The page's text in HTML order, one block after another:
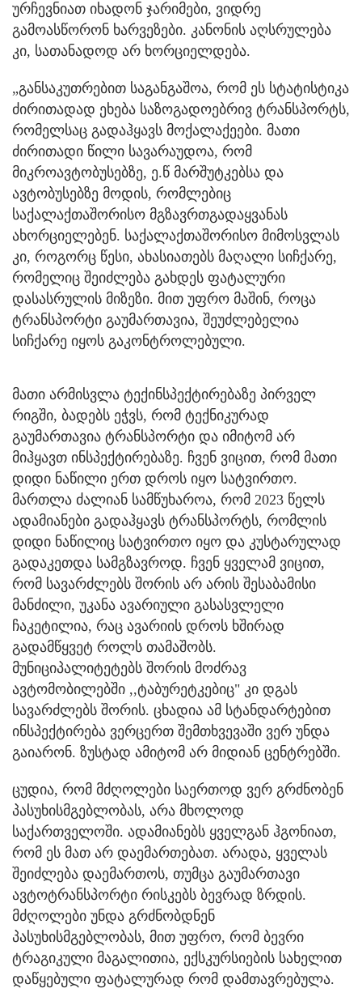
ურჩევნიათ იხადონ ჯარიმები, ვიდრე
გამოასწორონ ხარვეზები. კანონის აღსრულება
კი, სათანადოდ არ ხორციელდება.
„განსაკუთრებით საგანგაშოა, რომ ეს სტატისტიკა
ძირითადად ეხება საზოგადოებრივ ტრანსპორტს,
რომელსაც გადაჰყავს მოქალაქეები. მათი
ძირითადი წილი სავარაუდოა, რომ
მიკროავტობუსებზე, ე.წ მარშუტკებსა და
ავტობუსებზე მოდის, რომლებიც
საქალაქთაშორისო მგზავრთგადაყვანას
ახორციელებენ. საქალაქთაშორისო მიმოსვლას
კი, როგორც წესი, ახასიათებს მაღალი სიჩქარე,
რომელიც შეიძლება გახდეს ფატალური
დასასრულის მიზეზი. მით უფრო მაშინ, როცა
ტრანსპორტი გაუმართავია, შეუძლებელია
სიჩქარე იყოს გაკონტროლებული.
მათი არმისვლა ტექინსპექტირებაზე პირველ
რიგში, ბადებს ეჭვს, რომ ტექნიკურად
გაუმართავია ტრანსპორტი და იმიტომ არ
მიჰყავთ ინსპექტირებაზე. ჩვენ ვიცით, რომ მათი
დიდი ნაწილი ერთ დროს იყო სატვირთო.
მართლა ძალიან სამწუხაროა, რომ 2023 წელს
ადამიანები გადაჰყავს ტრანსპორტს, რომლის
დიდი ნაწილიც სატვირთო იყო და კუსტარულად
გადაკეთდა სამგზავროდ. ჩვენ ყველამ ვიცით,
რომ სავარძლებს შორის არ არის შესაბამისი
მანძილი, უკანა ავარიული გასასვლელი
ჩაკეტილია, რაც ავარიის დროს ხშირად
გადამწყვეტ როლს თამაშობს.
მუნიციპალიტეტებს შორის მოძრავ
ავტომობილებში ,,ტაბურეტკებიც" კი დგას
სავარძლებს შორის. ცხადია ამ სტანდარტებით
ინსპექტირება ვერცერთ შემთხვევაში ვერ უნდა
გაიარონ. ზუსტად ამიტომ არ მიდიან ცენტრებში.
ცუდია, რომ მძღოლები საერთოდ ვერ გრძნობენ
პასუხისმგებლობას, არა მხოლოდ
საქართველოში. ადამიანებს ყველგან ჰგონიათ,
რომ ეს მათ არ დაემართებათ. არადა, ყველას
შეიძლება დაემართოს, თუმცა გაუმართავი
ავტოტრანსპორტი რისკებს ბევრად ზრდის.
მძღოლები უნდა გრძნობდნენ
პასუხისმგებლობას, მით უფრო, რომ ბევრი
ტრაგიკული მაგალითია, ექსკურსიების სახელით
დაწყებული ფატალურად რომ დამთავრებულა.